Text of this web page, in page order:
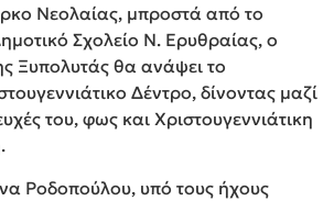
Νεολαίας, μπροστά από το
Σχολείο Ν. Ερυθραίας, ο
Ξυπολυτάς θα ανάψει το
Δέντρο, δίνοντας μαζί
του, φως και Χριστουγεννιάτικη
Ροδοπούλου, υπό τους ήχους